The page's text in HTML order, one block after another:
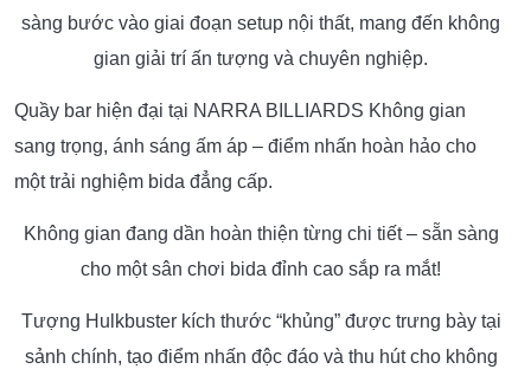
sàng bước vào giai đoạn setup nội thất, mang đến không
gian giải trí ấn tượng và chuyên nghiệp.
Quầy bar hiện đại tại NARRA BILLIARDS Không gian
sang trọng, ánh sáng ấm áp – điểm nhấn hoàn hảo cho
một trải nghiệm bida đẳng cấp.
Không gian đang dần hoàn thiện từng chi tiết – sẵn sàng
cho một sân chơi bida đỉnh cao sắp ra mắt!
Tượng Hulkbuster kích thước “khủng” được trưng bày tại
sảnh chính, tạo điểm nhấn độc đáo và thu hút cho không